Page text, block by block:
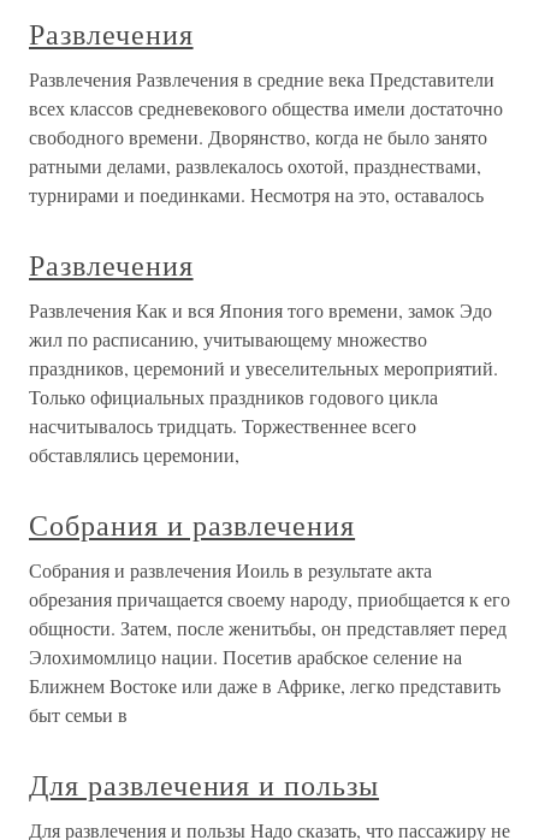
Развлечения
Развлечения Развлечения в средние века Представители
всех классов средневекового общества имели достаточно
свободного времени. Дворянство, когда не было занято
ратными делами, развлекалось охотой, празднествами,
турнирами и поединками. Несмотря на это, оставалось
Развлечения
Развлечения Как и вся Япония того времени, замок Эдо
жил по расписанию, учитывающему множество
праздников, церемоний и увеселительных мероприятий.
Только официальных праздников годового цикла
насчитывалось тридцать. Торжественнее всего
обставлялись церемонии,
Собрания и развлечения
Собрания и развлечения Иоиль в результате акта
обрезания причащается своему народу, приобщается к его
общности. Затем, после женитьбы, он представляет перед
Элохимомлицо нации. Посетив арабское селение на
Ближнем Востоке или даже в Африке, легко представить
быт семьи в
Для развлечения и пользы
Для развлечения и пользы Надо сказать, что пассажиру не